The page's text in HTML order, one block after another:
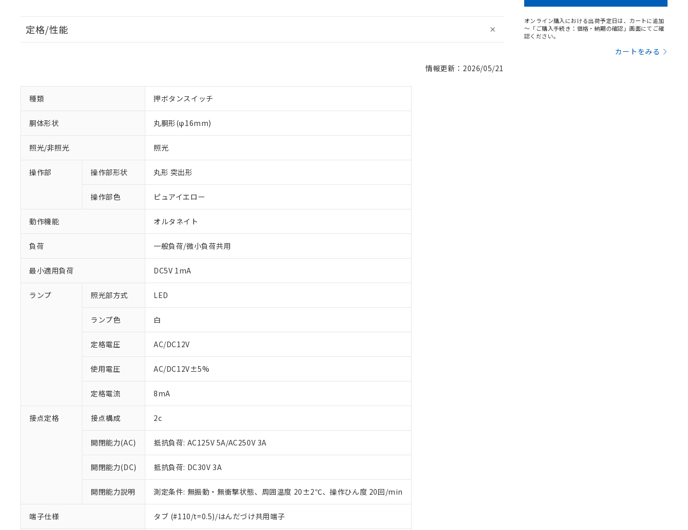
定格/性能
情報更新：2026/05/21
種類 押ボタンスイッチ
胴体形状 丸胴形(φ16mm)
照光/非照光 照光
操作部 操作部形状 丸形 突出形
操作部色 ピュアイエロー
動作機能 オルタネイト
負荷 一般負荷/微小負荷共用
最小適用負荷 DC5V 1mA
ランプ 照光部方式 LED
ランプ色 白
定格電圧 AC/DC12V
使用電圧 AC/DC12V±5%
定格電流 8mA
接点定格 接点構成 2c
開閉能力(AC) 抵抗負荷: AC125V 5A/AC250V 3A
開閉能力(DC) 抵抗負荷: DC30V 3A
開閉能力説明 測定条件: 無振動・無衝撃状態、周囲温度 20±2℃、操作ひん度 20回/min
端子仕様 タブ (#110/t=0.5)/はんだづけ共用端子
オンライン購入における出荷予定日は、カートに追加
～「ご購入手続き：価格・納期の確認」画面にてご確
認ください。
カートをみる
ご利用条件
以下の条件をお読みいただき、同意のうえご利用ください。
※1 対応状況
対応済み：EU RoHS指令（10物質）の非含有に対応した製品が提供可能な商品です。
対応予定：EU RoHS指令（10物質）の非含有に対応した製品に切り替える予定のある商品です。
非該当品：ライセンス料など無形物で、有害物質有無と関係のない商品です。
仕入先様の事情により、非含有部品としていたものが、含有品と判明した場合などやむを得ず変更すること
があります。
※1 中国RoHS○×表